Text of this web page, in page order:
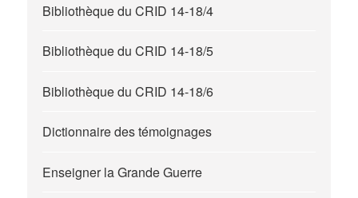
Bibliothèque du CRID 14-18/4
Bibliothèque du CRID 14-18/5
Bibliothèque du CRID 14-18/6
Dictionnaire des témoignages
Enseigner la Grande Guerre